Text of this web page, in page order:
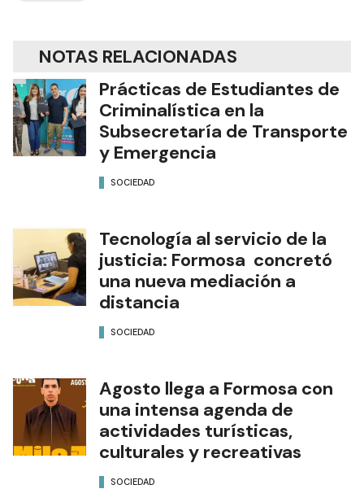
NOTAS RELACIONADAS
Prácticas de Estudiantes de
Criminalística en la
Subsecretaría de Transporte
y Emergencia
SOCIEDAD
Tecnología al servicio de la
justicia: Formosa concretó
una nueva mediación a
distancia
SOCIEDAD
Agosto llega a Formosa con
una intensa agenda de
actividades turísticas,
culturales y recreativas
SOCIEDAD